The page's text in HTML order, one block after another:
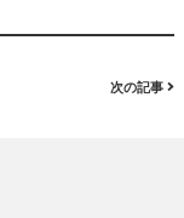
次の記事